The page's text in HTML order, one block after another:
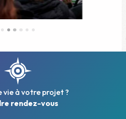
vie à votre projet ?
rendez-vous